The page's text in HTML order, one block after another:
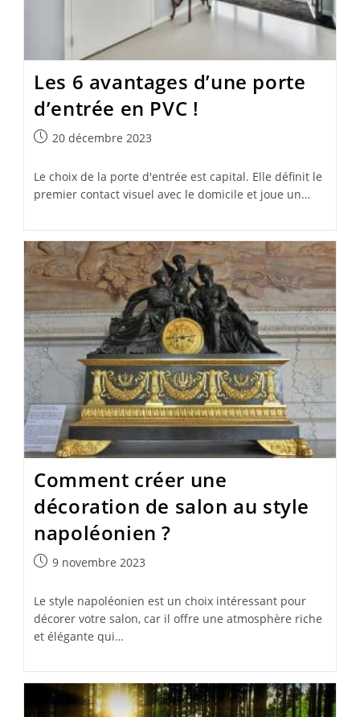
Les 6 avantages d’une porte
d’entrée en PVC !
Publication
20 décembre 2023
Le choix de la porte d'entrée est capital. Elle définit le
premier contact visuel avec le domicile et joue un…
Comment créer une
décoration de salon au style
napoléonien ?
Publication
9 novembre 2023
Le style napoléonien est un choix intéressant pour
décorer votre salon, car il offre une atmosphère riche
et élégante qui…